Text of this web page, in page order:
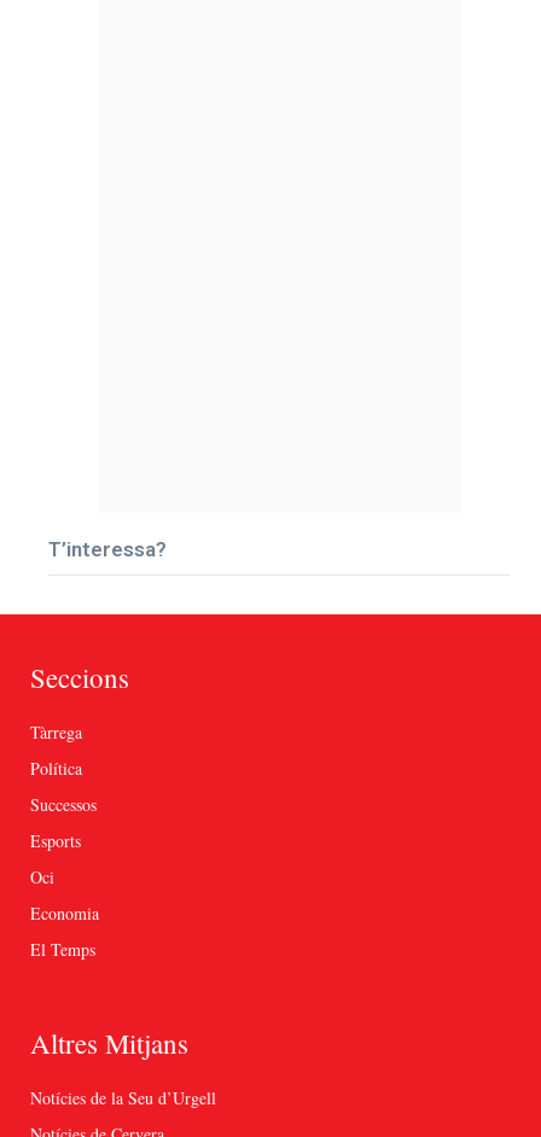
T’interessa?
Seccions
Tàrrega
Política
Successos
Esports
Oci
Economia
El Temps
Altres Mitjans
Notícies de la Seu d’Urgell